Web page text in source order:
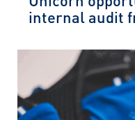
internal audit